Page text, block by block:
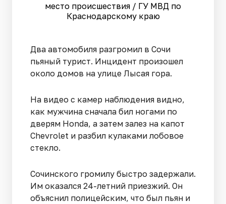
место происшествия / ГУ МВД по
Краснодарскому краю
Два автомобиля разгромил в Сочи
пьяный турист. Инцидент произошел
около домов на улице Лысая гора.
На видео с камер наблюдения видно,
как мужчина сначала бил ногами по
дверям Honda, а затем залез на капот
Chevrolet и разбил кулаками лобовое
стекло.
Сочинского громилу быстро задержали.
Им оказался 24-летний приезжий. Он
объяснил полицейским, что был пьян и